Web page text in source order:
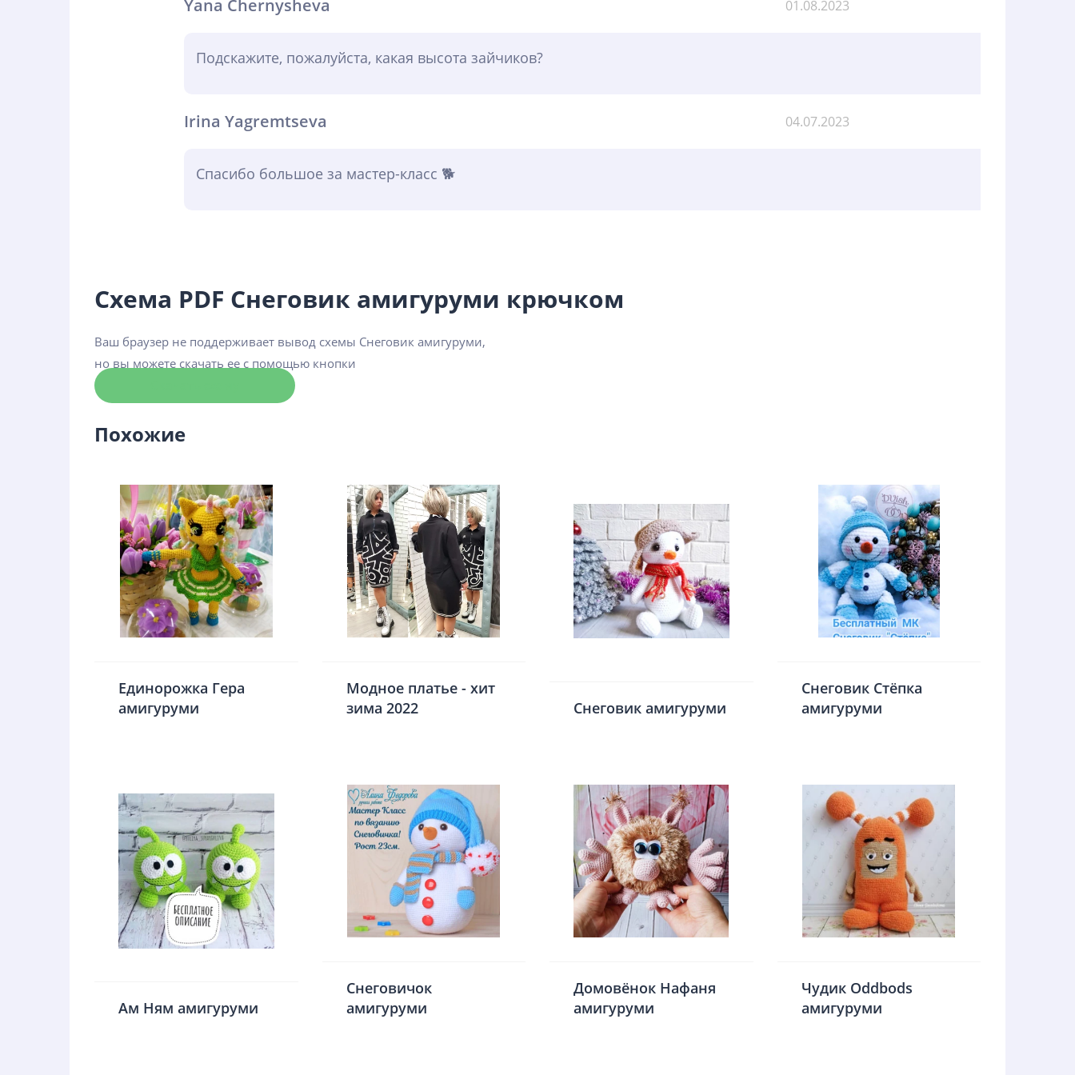
Yana Chernysheva 01.08.2023
Подскажите, пожалуйста, какая высота зайчиков?
Irina Yagremtseva 04.07.2023
Спасибо большое за мастер-класс 🐕
Схема PDF Снеговик амигуруми крючком
Ваш браузер не поддерживает вывод схемы Снеговик амигуруми,
но вы можете скачать ее с помощью кнопки
Похожие
Единорожка Гера
амигуруми
Модное платье - хит
зима 2022
Снеговик амигуруми
Снеговик Стёпка
амигуруми
Ам Ням амигуруми
Снеговичок
амигуруми
Домовёнок Нафаня
амигуруми
Чудик Oddbods
амигуруми